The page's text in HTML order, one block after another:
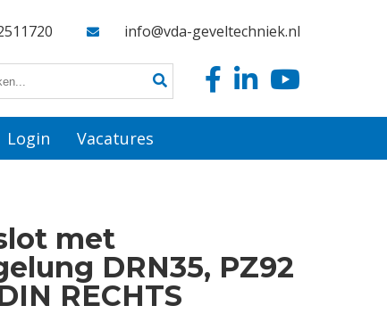
info@vda-geveltechniek.nl
Login Vacatures
met
DRN35, PZ92
RECHTS